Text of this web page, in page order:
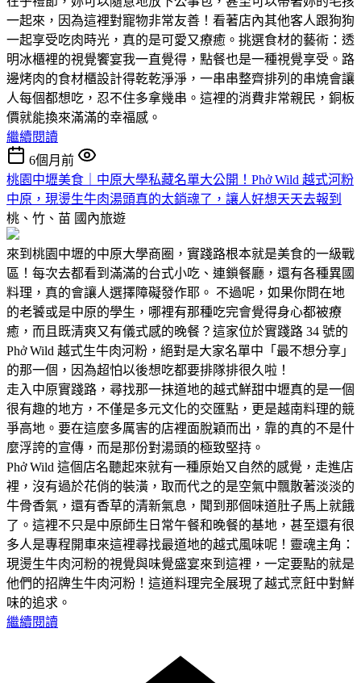
一起來，因為這裡對寵物非常友善！看著店內其他客人跟狗狗
一起享受吃肉時光，真的是可愛又療癒。挑選食材的藝術：透
明冰櫃裡的視覺饗宴我一直覺得，點餐也是一種視覺享受。路
邊烤肉的食材櫃設計得乾乾淨淨，一串串整齊排列的串燒會讓
人每個都想吃，忍不住多拿幾串。這裡的消費非常親民，銅板
價就能換來滿滿的幸福感。
繼續閱讀
6個月前
桃園中壢美食｜中原大學私藏名單大公開！Phở Wild 越式河粉
中原，現燙生牛肉湯頭真的太銷魂了，讓人好想天天去報到
桃、竹、苗 國內旅遊
來到桃園中壢的中原大學商圈，實踐路根本就是美食的一級戰
區！每次去都看到滿滿的台式小吃、連鎖餐廳，還有各種異國
料理，真的會讓人選擇障礙發作耶。 不過呢，如果你問在地
的老饕或是中原的學生，哪裡有那種吃完會覺得身心都被療
癒，而且既清爽又有儀式感的晚餐？這家位於實踐路 34 號的
Phở Wild 越式生牛肉河粉，絕對是大家名單中「最不想分享」
的那一個，因為超怕以後想吃都要排隊排很久啦！
走入中原實踐路，尋找那一抹道地的越式鮮甜中壢真的是一個
很有趣的地方，不僅是多元文化的交匯點，更是越南料理的競
爭高地。要在這麼多厲害的店裡面脫穎而出，靠的真的不是什
麼浮誇的宣傳，而是那份對湯頭的極致堅持。
Phở Wild 這個店名聽起來就有一種原始又自然的感覺，走進店
裡，沒有過於花俏的裝潢，取而代之的是空氣中飄散著淡淡的
牛骨香氣，還有香草的清新氣息，聞到那個味道肚子馬上就餓
了。這裡不只是中原師生日常午餐和晚餐的基地，甚至還有很
多人是專程開車來這裡尋找最道地的越式風味呢！靈魂主角：
現燙生牛肉河粉的視覺與味覺盛宴來到這裡，一定要點的就是
他們的招牌生牛肉河粉！這道料理完全展現了越式烹飪中對鮮
味的追求。
繼續閱讀